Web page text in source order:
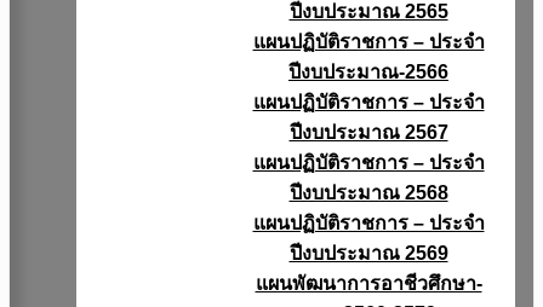
ปีงบประมาณ 2565
แผนปฏิบัติราชการ – ประจำ
ปีงบประมาณ-2566
แผนปฏิบัติราชการ – ประจำ
ปีงบประมาณ 2567
แผนปฏิบัติราชการ – ประจำ
ปีงบประมาณ 2568
แผนปฏิบัติราชการ – ประจำ
ปีงบประมาณ 2569
แผนพัฒนาการอาชีวศึกษา-